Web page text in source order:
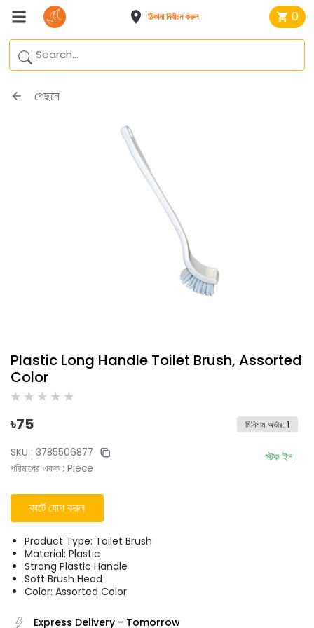
ঠিকানা নির্বাচন করুন 0
পেছনে
Plastic Long Handle Toilet Brush, Assorted
Color
৳75 মিনিমাম অর্ডার: 1
SKU : 3785506877
পরিমাপের একক : Piece
স্টক ইন
কার্টে যোগ করুন
Product Type: Toilet Brush
Material: Plastic
Strong Plastic Handle
Soft Brush Head
Color: Assorted Color
Express Delivery - Tomorrow